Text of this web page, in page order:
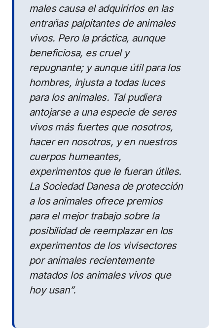
males causa el adquirirlos en las
entrañas palpitantes de animales
vivos. Pero la práctica, aunque
beneficiosa, es cruel y
repugnante; y aunque útil para los
hombres, injusta a todas luces
para los animales. Tal pudiera
antojarse a una especie de seres
vivos más fuertes que nosotros,
hacer en nosotros, y en nuestros
cuerpos humeantes,
experimentos que le fueran útiles.
La Sociedad Danesa de protección
a los animales ofrece premios
para el mejor trabajo sobre la
posibilidad de reemplazar en los
experimentos de los vivisectores
por animales recientemente
matados los animales vivos que
hoy usan”.